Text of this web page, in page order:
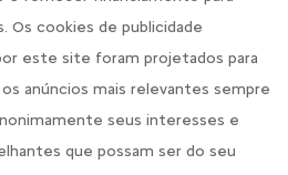
cookies de publicidade
este site foram projetados para
anúncios mais relevantes sempre
seus interesses e
que possam ser do seu